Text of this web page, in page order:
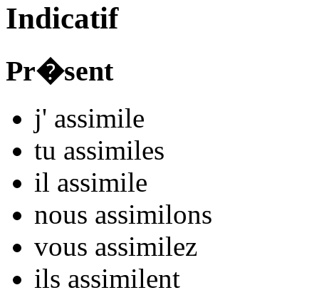
Indicatif
Pr�sent
j' assimile
tu assimiles
il assimile
nous assimilons
vous assimilez
ils assimilent